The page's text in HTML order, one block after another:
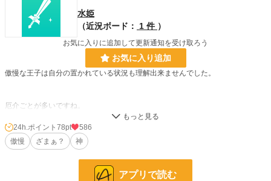
水姫
（近況ボード：
1 件 ）
お気に入りに追加して更新通知を受け取ろう
お気に入り追加
傲慢な王子は自分の置かれている状況も理解出来ませんでした。
厄介ごとが多いですね。
裏を司る一族は見極めてから調整に働くようです。…まぁ、手遅れでしたけど。
※過去に投稿したモノを手直し後再度投稿しています。
24h.ポイント 78pt
586
傲慢
ざまぁ？ 神
アプリで読む